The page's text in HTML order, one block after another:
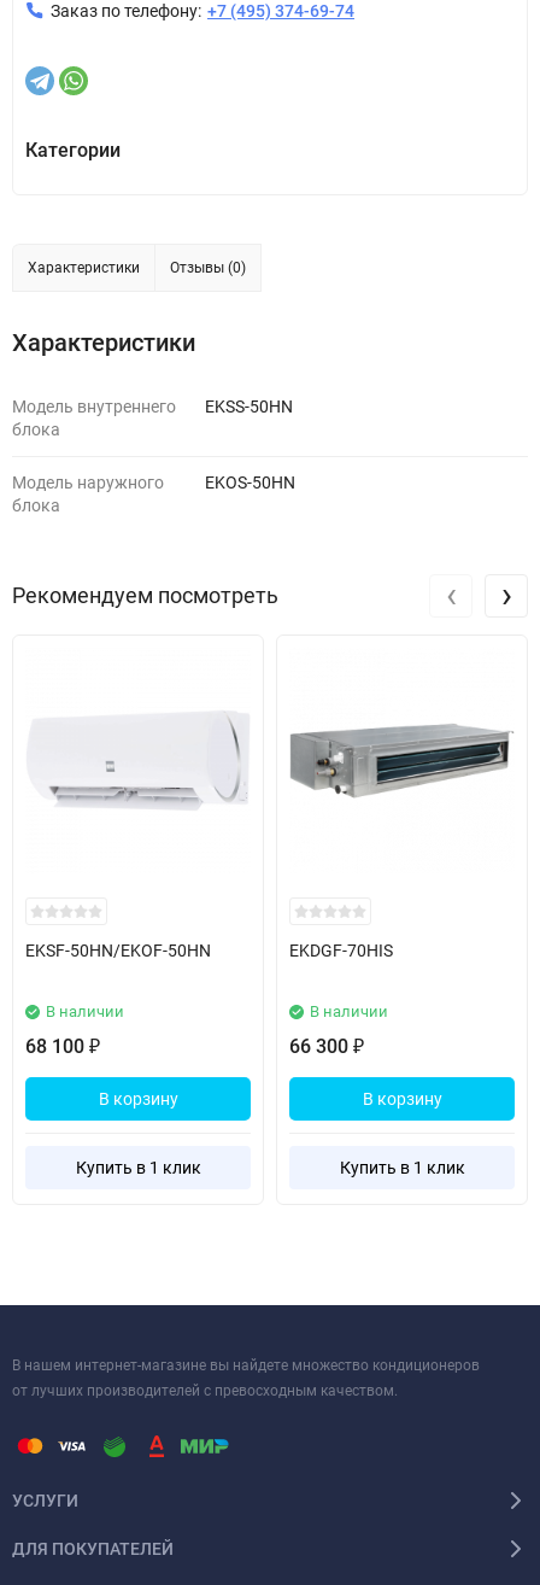
Заказ по телефону: +7 (495) 374-69-74
Категории
Характеристики Отзывы (0)
Характеристики
Модель внутреннего
блока
EKSS-50HN
Модель наружного
блока
EKOS-50HN
Рекомендуем посмотреть
EKSF-50HN/EKOF-50HN
В наличии
68 100 ₽
В корзину
Купить в 1 клик
EKDGF-70HIS
В наличии
66 300 ₽
В корзину
Купить в 1 клик
‹ ›
В нашем интернет-магазине вы найдете множество кондиционеров
от лучших производителей с превосходным качеством.
УСЛУГИ
ДЛЯ ПОКУПАТЕЛЕЙ